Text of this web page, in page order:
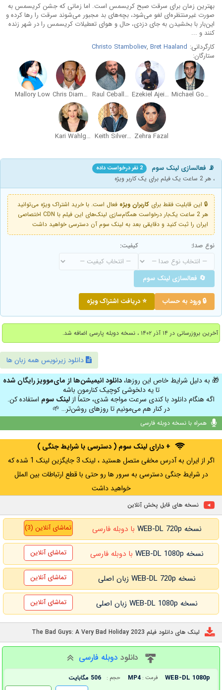
بهترین زمان برای سرقت صبح کریسمس است. اما زمانی که جشن کریسمس به
صورت غیرمنتظره‌ای لغو می‌شود، بچه‌های بد مجبور می‌شوند سرقت را رها کرده و
این‌بار با بخشیدن به جای دزدی، حال و هوای تعطیلات کریسمس را در شهر زنده
کنند و ...
کارگردانی:
Christo Stamboliev, Bret Haaland
ستارگان:
Michael Godere
Ezekiel Ajeigbe
Raul Ceballos
Chris Diamantopoulos
Mallory Low
Zehra Fazal
Keith Silverstein
Kari Wahlgren
📡 فعالسازی لینک سوم 2 نفر درخواست داده
، هر 2 ساعت یک فیلم برای یک کاربر ویژه
🔒 این قابلیت فقط برای کاربران ویژه فعال است. با خرید اشتراک ویژه می‌توانید
هر 2 ساعت یک‌بار درخواست همگام‌سازی لینک‌های این فیلم با CDN اختصاصی
ایران را ثبت کنید و دقایقی بعد به لینک سوم آن دسترسی خواهید داشت
نوع صدا: کیفیت:
🔄 فعالسازی لینک سوم
🔒 ورود به حساب ⭐ دریافت اشتراک ویژه
آخرین بروزرسانی در ۱۴ آذر ۱۴۰۲ ، نسخه دوبله پارسی اضافه شد.
دانلود زیرنویس همه زبان ها
🎁 به دلیل شرایط خاص این روزها،دانلود انیمیشن‌ها از مای‌موویز رایگان شده
تا یه دلخوشی کوچیک کنارمون باشه
اگه هنگام دانلود با کندی سرعت مواجه شدی، حتماً از لینک سوم استفاده کن.
در کنار هم می‌مونیم تا روزهای روشن‌تر… 🌱
همراه با نسخه دوبله فارسی
+ دارای لینک سوم ( دسترسی با شرایط جنگی )
اگر از ایران به آدرس مخفی متصل هستید ، لینک 3 جایگزین لینک 1 شده که
در شرایط جنگی دسترسی به سرور ها رو حتی با قطع ارتباطات بین الملل
خواهید داشت
نسخه های قابل پخش آنلاین
نسخه WEB-DL 720p با دوبله فارسی تماشای آنلاین (3)
نسخه WEB-DL 1080p با دوبله فارسی تماشای آنلاین
نسخه WEB-DL 720p زبان اصلی تماشای آنلاین
نسخه WEB-DL 1080p زبان اصلی تماشای آنلاین
لینک های دانلود فیلم The Bad Guys: A Very Bad Holiday 2023
دانلود دوبله فارسی
WEB-DL 1080p فرمت : MP4 حجم : 506 مگابایت